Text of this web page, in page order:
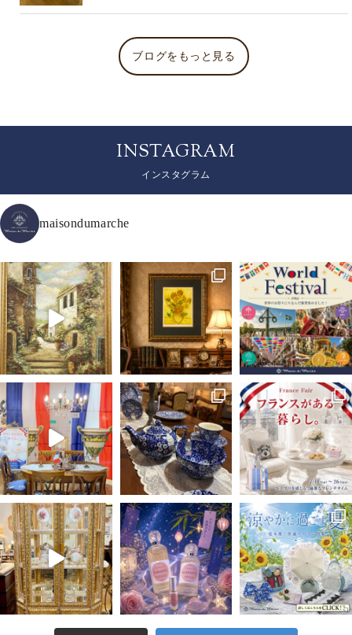
ブログをもっと見る
INSTAGRAM
インスタグラム
maisondumarche